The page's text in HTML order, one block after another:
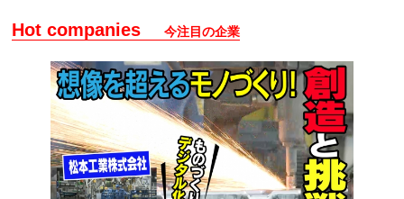
Hot companies 今注目の企業